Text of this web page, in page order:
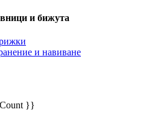
и бижута
и навиване
}}